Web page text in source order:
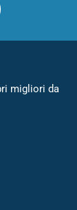
migliori da